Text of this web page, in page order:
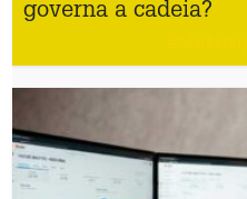
governa a cadeia?